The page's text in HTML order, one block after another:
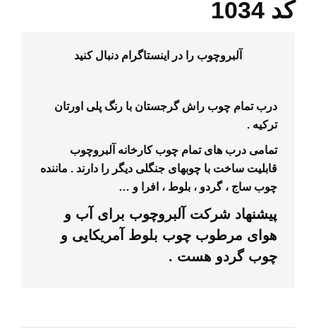
کد 1034
آلبروچوب را در اینستاگرام دنبال کنید
درب تمام چوب راش گرجستان با رنگ پلی اورتان
ترکیه .
تمامی درب‌ های تمام چوب کارخانه آلبروچوب
قابلیت ساخت با چوبهای جنگلی دیگر را دارند . ماننده
چوب ساج ،گردو ، بلوط ، افرا و …
پیشنهاد شرکت آلبروچوب برای آب و
هوای مرطوب چوب بلوط آمریکایی و
چوب گردو هست .